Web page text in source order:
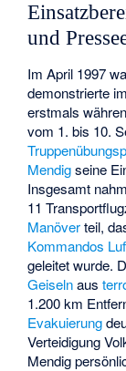
und
Im April 1997
demonstrierte
erstmals
vom 1. bis 10.
Mendigseine
Insgesamt
11
Manöverteil,
Kommandos
geleitet wurde.
Geiselnaus
1.200 km
Evakuierung
Verteidigung
Mendig